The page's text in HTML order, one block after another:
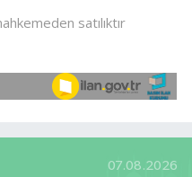
07.08.2026